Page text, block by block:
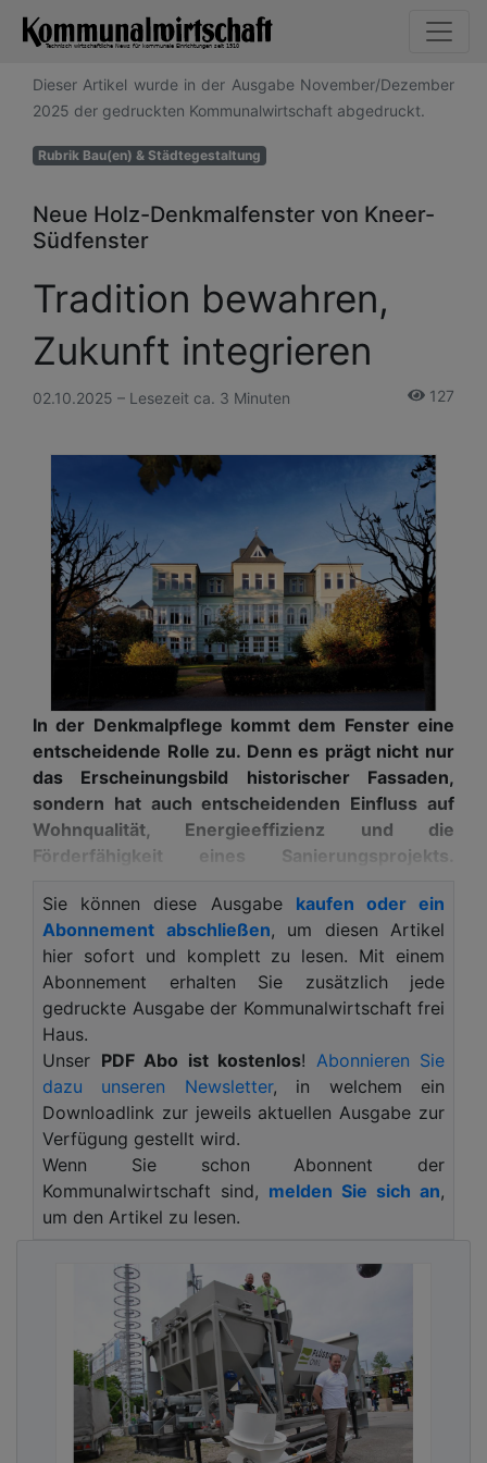
Dieser Artikel wurde in der Ausgabe November/Dezember
2025 der gedruckten Kommunalwirtschaft abgedruckt.
Rubrik Bau(en) & Städtegestaltung
Neue Holz-Denkmalfenster von Kneer-
Südfenster
Tradition bewahren,
Zukunft integrieren
02.10.2025 – Lesezeit ca. 3 Minuten 127
In der Denkmalpflege kommt dem Fenster eine
entscheidende Rolle zu. Denn es prägt nicht nur
das Erscheinungsbild historischer Fassaden,
sondern hat auch entscheidenden Einfluss auf
Wohnqualität, Energieeffizienz und die
Förderfähigkeit eines Sanierungsprojekts.
für Holzfenster im sensiblen Altbaukontext,
präsentiert mit einer neuen Generation an Holz-
Denkmalfenstern durchdachte Systemlösungen
für denkmalgerechtes Bauen auf höchstem
technischen Niveau.
Denkmale verlangen nach Lösungen, die Maßarbeit
im besten Sinn leisten. Die HDF-Systeme von
Kneer-Südfenster verbinden handwerklich
überzeugende Rekonstruktion mit zukunftssicherer
Technik. Der Hersteller mit mehr als 90 Jahre
Erfahrung fertigt die Fenster aus massivem
lamellierten Holz – wahlweise aus Kiefer, Fichte,
(Duokantel) – und verleiht ihnen einen wirksamen
vierschichtigen und umlaufend geschlossenen
Oberflächenschutz. So entsteht ein historisch
korrektes Unikat mit dauerhaft hoher
Formstabilität und Langlebigkeit.
Durch schmale Ansichtsbreiten – bis zu nur 98 mm
– fügen sich die Modelle HDF 68 Stil und HDF 68
Sie können diese Ausgabe kaufen oder ein
Abonnement abschließen, um diesen Artikel
hier sofort und komplett zu lesen. Mit einem
Abonnement erhalten Sie zusätzlich jede
gedruckte Ausgabe der Kommunalwirtschaft frei
Haus.
Unser PDF Abo ist kostenlos! Abonnieren Sie
dazu unseren Newsletter, in welchem ein
Downloadlink zur jeweils aktuellen Ausgabe zur
Verfügung gestellt wird.
Wenn Sie schon Abonnent der
Kommunalwirtschaft sind, melden Sie sich an,
um den Artikel zu lesen.